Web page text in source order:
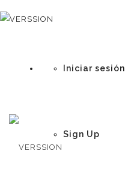
Iniciar sesión
Sign Up